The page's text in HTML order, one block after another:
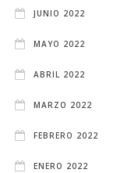
JUNIO 2022
MAYO 2022
ABRIL 2022
MARZO 2022
FEBRERO 2022
ENERO 2022